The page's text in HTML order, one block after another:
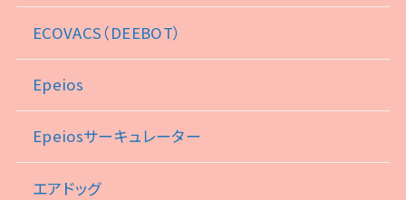
ECOVACS（DEEBOT）
Epeios
Epeiosサーキュレーター
エアドッグ